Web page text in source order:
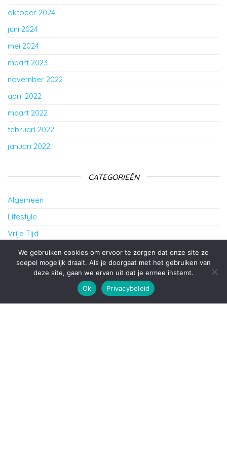
oktober 2024
juni 2024
mei 2024
maart 2023
november 2022
april 2022
maart 2022
februari 2022
januari 2022
CATEGORIEËN
Algemeen
Lifestyle
Vrije Tijd
Wonen
Ondersteund doorWordPress |Thema:
We gebruiken cookies om ervoor te zorgen dat onze site zo
soepel mogelijk draait. Als je doorgaat met het gebruiken van
deze site, gaan we ervan uit dat je ermee instemt.
Ok
Privacybeleid